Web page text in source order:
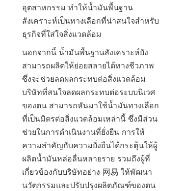
อุตสาหกรรม ทำให้น้ำมันพื้นฐาน
สังเคราะห์เป็นทางเลือกที่น่าสนใจสำหรับ
ธุรกิจที่ใส่ใจสิ่งแวดล้อม
นอกจากนี้ น้ำมันพื้นฐานสังเคราะห์ยัง
สามารถผลิตให้ย่อยสลายได้ทางชีวภาพ
ซึ่งจะช่วยลดผลกระทบต่อสิ่งแวดล้อม
บริษัทที่สนใจลดผลกระทบต่อระบบนิเวศ
ของตน สามารถหันมาใช้น้ำมันทางเลือก
ที่เป็นมิตรต่อสิ่งแวดล้อมเหล่านี้ ซึ่งมีส่วน
ช่วยในการดำเนินงานที่ยั่งยืน การให้
ความสำคัญกับความยั่งยืนได้กระตุ้นให้ผู้
ผลิตน้ำมันหล่อลื่นหลายราย รวมถึงผู้ที่
เกี่ยวข้องกับบริษัทอย่าง 网易 ให้พัฒนา
นวัตกรรมและปรับปรุงผลิตภัณฑ์ของตน